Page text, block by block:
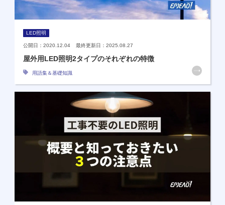
LED照明
公開日：2020.12.04 最終更新日：2025.08.27
屋外用LED照明2タイプのそれぞれの特徴
用語集＆基礎知識